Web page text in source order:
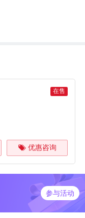
在售
优惠咨询
参与活动